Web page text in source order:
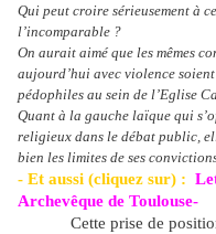
Qui peut croire sérieusement à
l’incomparable ?
On aurait aimé que les mêmes
aujourd’hui avec violence
pédophiles au sein de l’Eglise
Quant à la gauche laïque qui
religieux dans le débat public,
bien les limites de ses
- Et aussi (cliquez sur) :
Archevêque de Toulouse-
Cette prise de position